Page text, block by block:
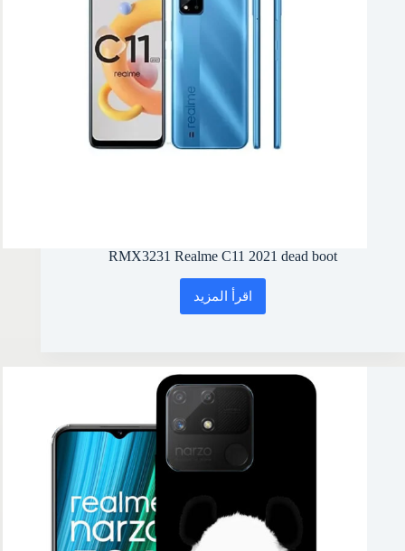
RMX3231 Realme C11 2021 dead boot
اقرأ المزيد
RMX3231
Realme
dead
boot